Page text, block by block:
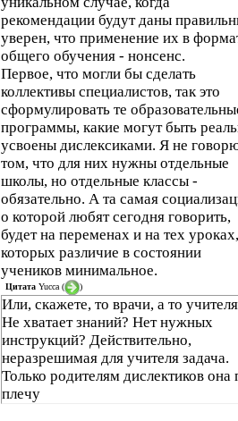
рекомендации будут даны
уверен, что применение их в
общего обучения - нонсенс.
Первое, что могли бы сделать
коллективы специалистов, так это
сформулировать те
программы, какие могут быть
усвоены дислексиками. Я не
том, что для них нужны отдельные
школы, но отдельные классы -
обязательно. А та самая
о которой любят сегодня говорить,
будет на переменах и на тех
которых различие в состоянии
учеников минимальное.
Цитата Yucca ( )
Или, скажете, то врачи, а то
Не хватает знаний? Нет нужных
инструкций? Действительно,
неразрешимая для учителя задача.
Только родителям дислектиков она
плечу